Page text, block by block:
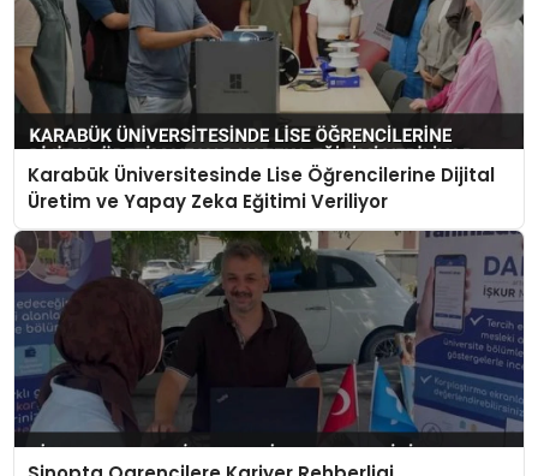
Karabük Üniversitesinde Lise Öğrencilerine Dijital
Üretim ve Yapay Zeka Eğitimi Veriliyor